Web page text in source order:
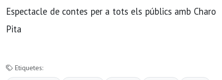
Espectacle de contes per a tots els públics amb Charo
Pita
Etiquetes: